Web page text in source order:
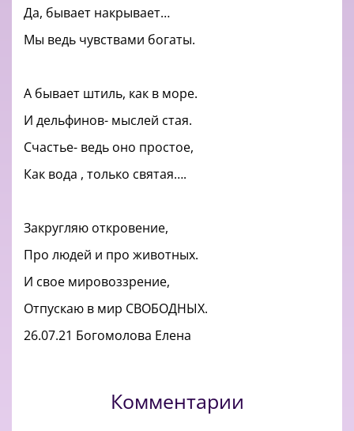
Да, бывает накрывает…
Мы ведь чувствами богаты.
А бывает штиль, как в море.
И дельфинов- мыслей стая.
Счастье- ведь оно простое,
Как вода , только святая….
Закругляю откровение,
Про людей и про животных.
И свое мировоззрение,
Отпускаю в мир СВОБОДНЫХ.
26.07.21 Богомолова Елена
Комментарии